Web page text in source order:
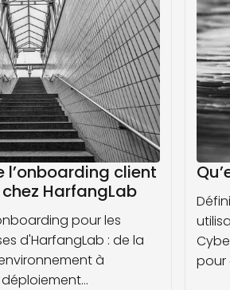
l’onboarding client
HarfangLab
pour les
d'HarfangLab : de la
à
pour